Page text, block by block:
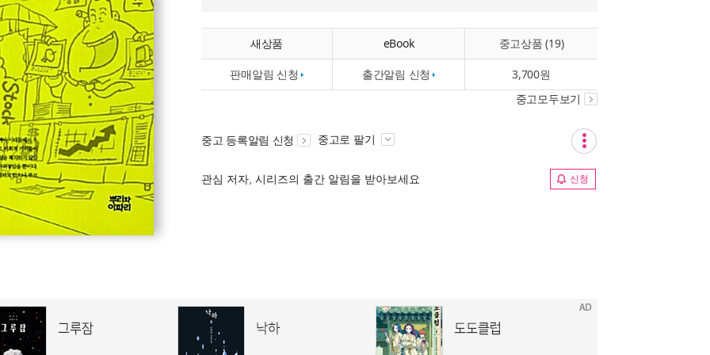
새상품 eBook 중고상품 (19)
판매알림 신청 출간알림 신청 3,700원
중고모두보기
중고 등록알림 신청 중고로 팔기
관심 저자, 시리즈의 출간 알림을 받아보세요 신청